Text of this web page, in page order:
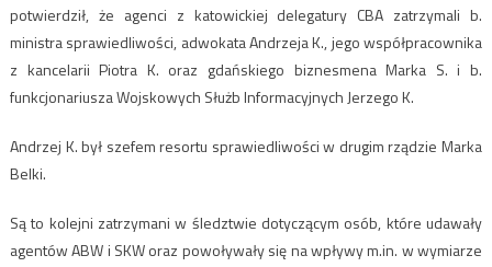
potwierdził, że agenci z katowickiej delegatury CBA zatrzymali b.
ministra sprawiedliwości, adwokata Andrzeja K., jego współpracownika
z kancelarii Piotra K. oraz gdańskiego biznesmena Marka S. i b.
funkcjonariusza Wojskowych Służb Informacyjnych Jerzego K.
Andrzej K. był szefem resortu sprawiedliwości w drugim rządzie Marka
Belki.
Są to kolejni zatrzymani w śledztwie dotyczącym osób, które udawały
agentów ABW i SKW oraz powoływały się na wpływy m.in. w wymiarze